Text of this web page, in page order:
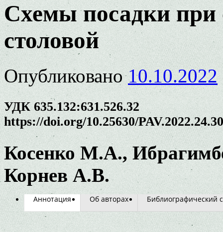
Схемы посадки при
столовой
Опубликовано 10.10.2022
УДК 635.132:631.526.32
https://doi.org/10.25630/
Косенко М.А.,
Корнев А.В.
Аннотация Об авторах Библиографический